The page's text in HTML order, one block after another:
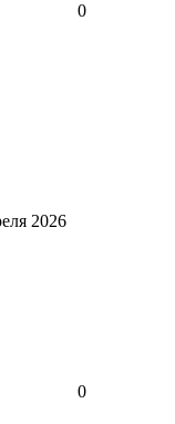
0
2026
0